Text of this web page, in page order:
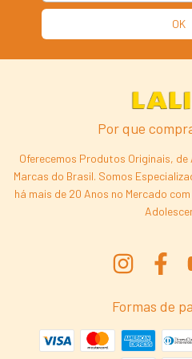
Por que
Oferecemos Produtos Originais,
Marcas do Brasil. Somos
há mais de 20 Anos no Mercado
Formas de